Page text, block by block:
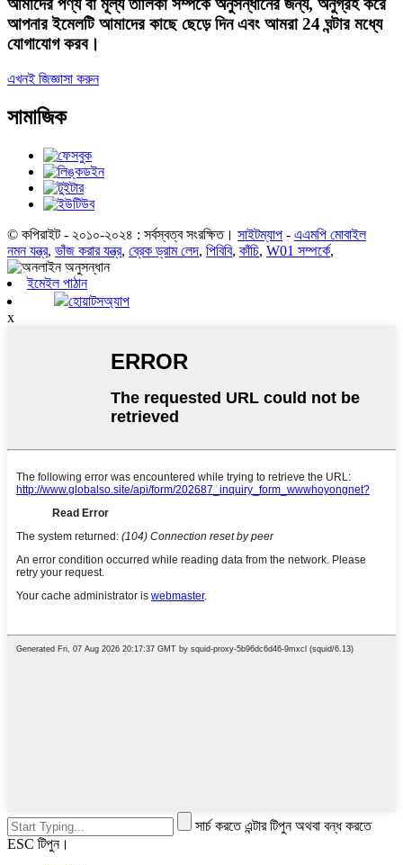
আমাদের পণ্য বা মূল্য তালিকা সম্পর্কে অনুসন্ধানের জন্য, অনুগ্রহ করে
আপনার ইমেলটি আমাদের কাছে ছেড়ে দিন এবং আমরা 24 ঘন্টার মধ্যে
যোগাযোগ করব।
এখনই জিজ্ঞাসা করুন
সামাজিক
© কপিরাইট - ২০১০-২০২৪ : সর্বস্বত্ব সংরক্ষিত। সাইটম্যাপ - এএমপি মোবাইল
নমন যন্ত্র, ভাঁজ করার যন্ত্র, ব্রেক ড্রাম লেদ, পিবিবি, কাঁচি, W01 সম্পর্কে,
ইমেইল পাঠান
হোয়াটসঅ্যাপ
x
সার্চ করতে এন্টার টিপুন অথবা বন্ধ করতে
ESC টিপুন।